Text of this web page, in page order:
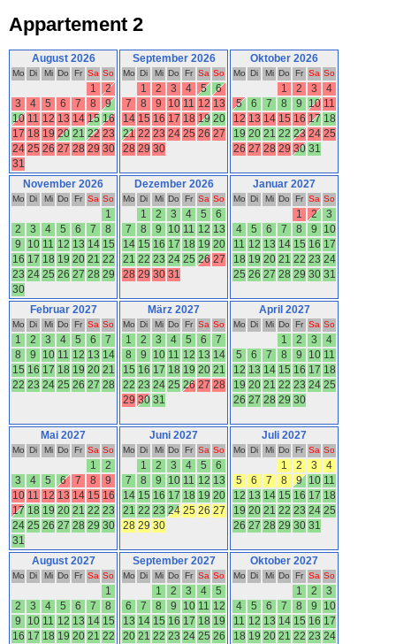
Appartement 2
August 2026
Mo Di Mi Do Fr Sa So
1
2
3
4 5 6 7 8
9
10 11 12 13 14 15 16
17 18 19 20 21 22 23
24 25 26 27 28 29 30
31
September 2026
Mo Di Mi Do Fr Sa So
1 2 3 4 5
6
7
8 9 10 11 12 13
14 15 16 17 18 19 20
21 22 23 24 25 26 27
28 29 30
Oktober 2026
Mo Di Mi Do Fr Sa So
1 2 3
4
5
6 7 8 9 10 11
12 13 14 15 16 17 18
19 20 21 22 23 24 25
26 27 28 29 30 31
November 2026
Mo Di Mi Do Fr Sa So
1
2
3 4 5 6 7
8
9
10 11 12 13 14 15
16 17 18 19 20 21 22
23 24 25 26 27 28 29
30
Dezember 2026
Mo Di Mi Do Fr Sa So
1 2 3 4 5
6
7
8 9 10 11 12 13
14 15 16 17 18 19 20
21 22 23 24 25 26 27
28 29 30 31
Januar 2027
Mo Di Mi Do Fr Sa So
1 2
3
4
5 6 7 8 9
10
11 12 13 14 15 16 17
18 19 20 21 22 23 24
25 26 27 28 29 30 31
Februar 2027
Mo Di Mi Do Fr Sa So
1 2 3 4 5 6
7
8
9 10 11 12 13 14
15 16 17 18 19 20 21
22 23 24 25 26 27 28
März 2027
Mo Di Mi Do Fr Sa So
1 2 3 4 5 6
7
8
9 10 11 12 13 14
15 16 17 18 19 20 21
22 23 24 25 26 27 28
29 30 31
April 2027
Mo Di Mi Do Fr Sa So
1 2 3
4
5
6 7 8 9 10 11
12 13 14 15 16 17 18
19 20 21 22 23 24 25
26 27 28 29 30
Mai 2027
Mo Di Mi Do Fr Sa So
1
2
3
4 5 6 7 8
9
10 11 12 13 14 15 16
17 18 19 20 21 22 23
24 25 26 27 28 29 30
31
Juni 2027
Mo Di Mi Do Fr Sa So
1 2 3 4 5
6
7
8 9 10 11 12 13
14 15 16 17 18 19 20
21 22 23 24 25 26 27
28 29 30
Juli 2027
Mo Di Mi Do Fr Sa So
1 2 3
4
5
6 7 8 9 10 11
12 13 14 15 16 17 18
19 20 21 22 23 24 25
26 27 28 29 30 31
August 2027
Mo Di Mi Do Fr Sa So
1
2
3 4 5 6 7
8
9
10 11 12 13 14 15
16 17 18 19 20 21 22
September 2027
Mo Di Mi Do Fr Sa So
1 2 3 4
5
6
7 8 9 10 11 12
13 14 15 16 17 18 19
20 21 22 23 24 25 26
Oktober 2027
Mo Di Mi Do Fr Sa So
1 2
3
4
5 6 7 8 9
10
11 12 13 14 15 16 17
18 19 20 21 22 23 24